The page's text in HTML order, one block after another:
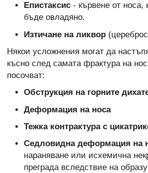
Епистаксис- кървене от носа,
бъде овладяно.
Изтичане на ликвор
Някои усложнения могат да
късно след самата фрактура на
посочват:
Обструкция на горните
Деформация на носа
Тежка контрактура с
Седловидна деформация на
нараняване или исхемична
преграда вследствие на